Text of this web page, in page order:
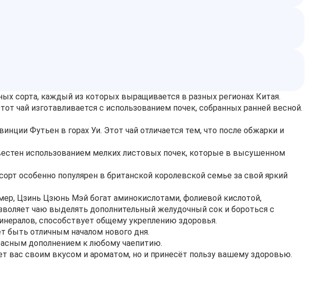
сорта, каждый из которых выращивается в разных регионах Китая.
чай изготавливается с использованием почек, собранных ранней весной.
Футьен в горах Уи. Этот чай отличается тем, что после обжарки и
использованием мелких листовых почек, которые в высушенном
особенно популярен в британской королевской семье за свой яркий
Цзинь Цзюнь Мэй богат аминокислотами, фолиевой кислотой,
чаю выделять дополнительный желудочный сок и бороться с
способствует общему укреплению здоровья.
быть отличным началом нового дня.
дополнением к любому чаепитию.
вас своим вкусом и ароматом, но и принесёт пользу вашему здоровью.